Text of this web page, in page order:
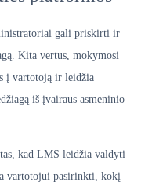
gali priskirti ir
Kita vertus, mokymosi
į vartotoją ir leidžia
iš įvairaus asmeninio
kad LMS leidžia valdyti
vartotojui pasirinkti, kokį